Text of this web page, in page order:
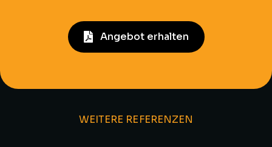
Angebot erhalten
WEITERE REFERENZEN